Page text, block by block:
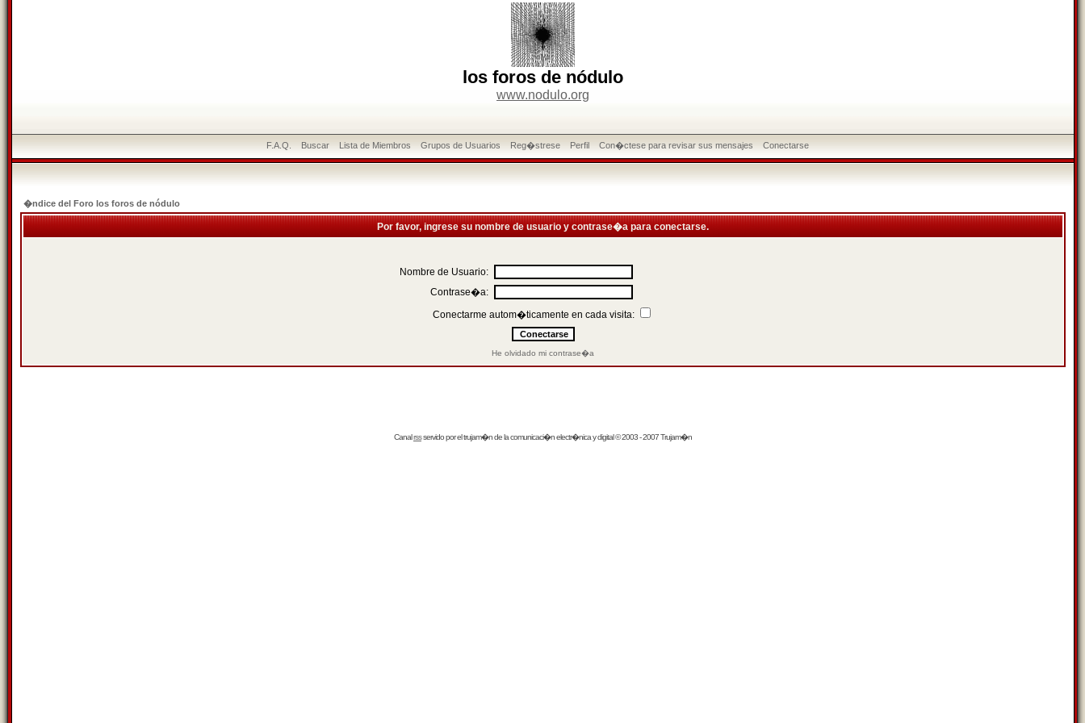
los foros de nódulo
www.nodulo.org
F.A.Q. Buscar Lista de Miembros Grupos de Usuarios Reg�strese Perfil Con�ctese para revisar sus mensajes Conectarse
�ndice del Foro los foros de nódulo
Por favor, ingrese su nombre de usuario y contrase�a para conectarse.
Nombre de Usuario:
Contrase�a:
Conectarme autom�ticamente en cada visita:
He olvidado mi contrase�a
Canalrssservido por eltrujam�nde la comunicaci�n electr�nica y digital © 2003 - 2007 Trujam�n